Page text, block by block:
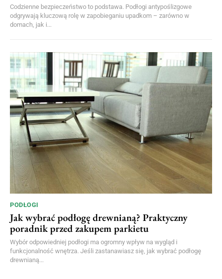
Codzienne bezpieczeństwo to podstawa. Podłogi antypoślizgowe
odgrywają kluczową rolę w zapobieganiu upadkom – zarówno w
domach, jak i...
PODŁOGI
Jak wybrać podłogę drewnianą? Praktyczny
poradnik przed zakupem parkietu
Wybór odpowiedniej podłogi ma ogromny wpływ na wygląd i
funkcjonalność wnętrza. Jeśli zastanawiasz się, jak wybrać podłogę
drewnianą...